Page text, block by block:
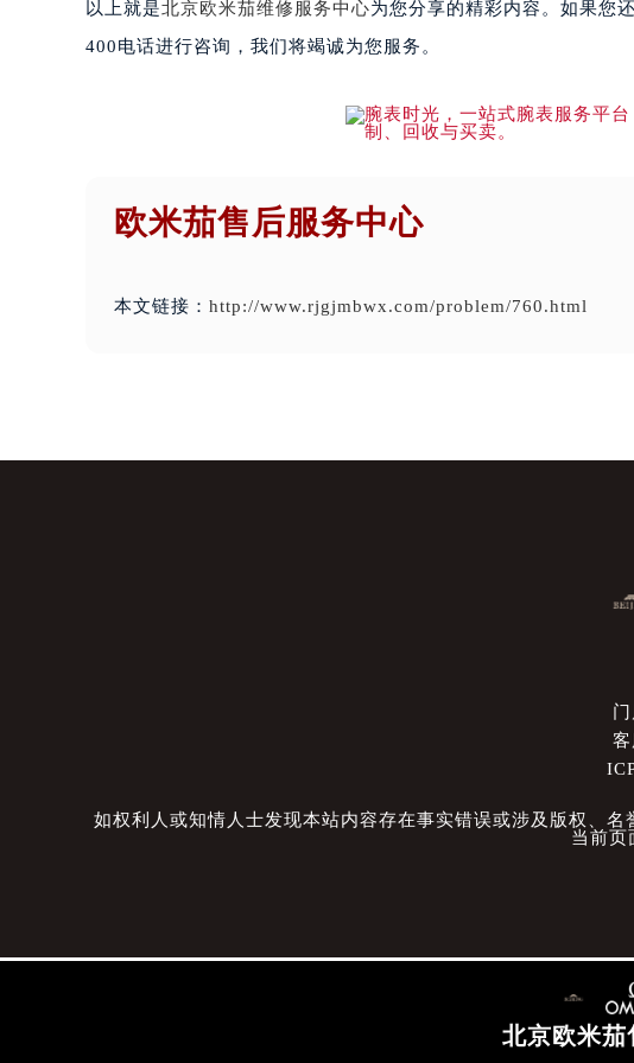
以上就是北京欧米茄维修服务中心为您分享的精彩内容。如果您
400电话进行咨询，我们将竭诚为您服务。
欧米茄售后服务中心
本文链接： http://www.rjgjmbwx.com/problem/760.html
如权利人或知情人士发现本站内容存在事实错误或涉及版权、
当前页
北京欧米茄